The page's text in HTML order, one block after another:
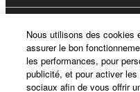
Yamaha Music ID -
Nous utilisons des cookies
assurer le bon
les performances, pour
publicité, et pour activer
sociaux afin de vous offrir